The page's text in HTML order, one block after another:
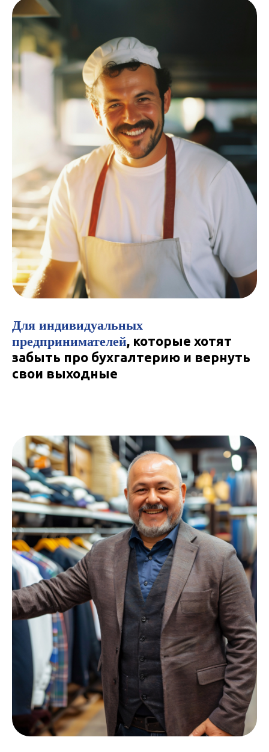
Для индивидуальных
предпринимателей, которые хотят
забыть про бухгалтерию и вернуть
свои выходные